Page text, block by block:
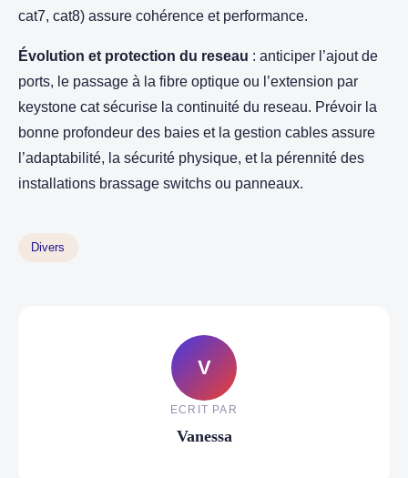
cat7, cat8) assure cohérence et performance.
Évolution et protection du reseau : anticiper l’ajout de
ports, le passage à la fibre optique ou l’extension par
keystone cat sécurise la continuité du reseau. Prévoir la
bonne profondeur des baies et la gestion cables assure
l’adaptabilité, la sécurité physique, et la pérennité des
installations brassage switchs ou panneaux.
Divers
V
ECRIT PAR
Vanessa